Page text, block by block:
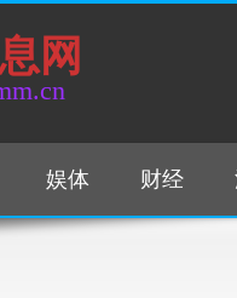
网
娱体 财经